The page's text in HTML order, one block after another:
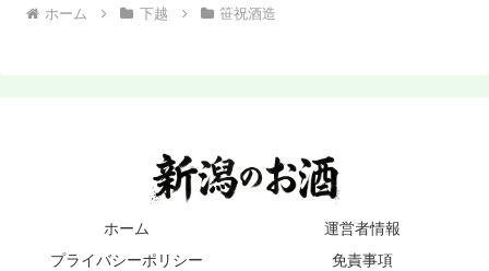
ホーム 下越 笹祝酒造
ホーム
運営者情報
プライバシーポリシー
免責事項